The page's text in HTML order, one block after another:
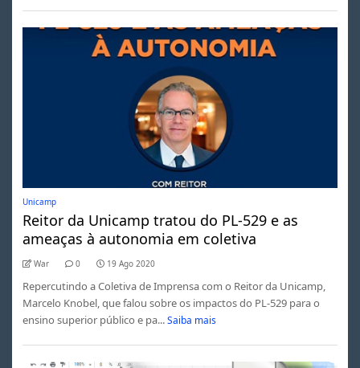
Unicamp
Reitor da Unicamp tratou do PL-529 e as
ameaças à autonomia em coletiva
War 0 19 Ago 2020
Repercutindo a Coletiva de Imprensa com o Reitor da Unicamp,
Marcelo Knobel, que falou sobre os impactos do PL-529 para o
ensino superior público e pa... Saiba mais